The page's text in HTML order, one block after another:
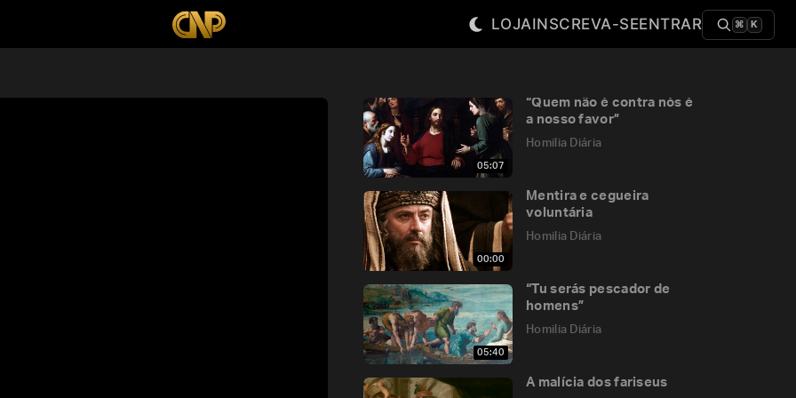
LOJAINSCREVA-SEENTRAR ⌘ K
05:07
“Quem não é contra nós é
a nosso favor”
Homilia Diária
00:00
Mentira e cegueira
voluntária
Homilia Diária
05:40
“Tu serás pescador de
homens”
Homilia Diária
A malícia dos fariseus